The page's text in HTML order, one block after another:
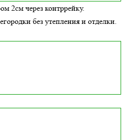
2см через контррейку.
без утепления и отделки.